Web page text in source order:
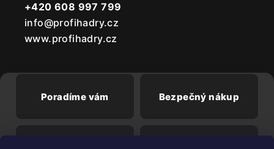
+420 608 997 799
info@profihadry.cz
www.profihadry.cz
Poradíme vám Bezpečný nákup